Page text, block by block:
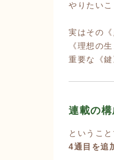
やりたい
実はその
《理想の
重要な《鍵
連載の
ということ
4通目を追